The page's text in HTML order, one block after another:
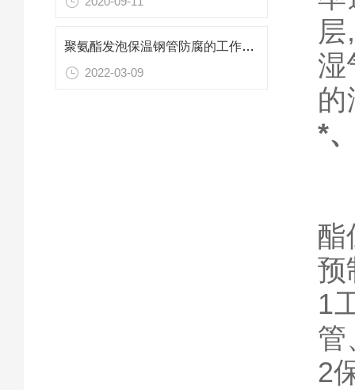
聚氨酯发泡保温钢管防腐的工作范围在环境中是不同的
2022-03-09
湿
的
*
酯
预
1
管
2